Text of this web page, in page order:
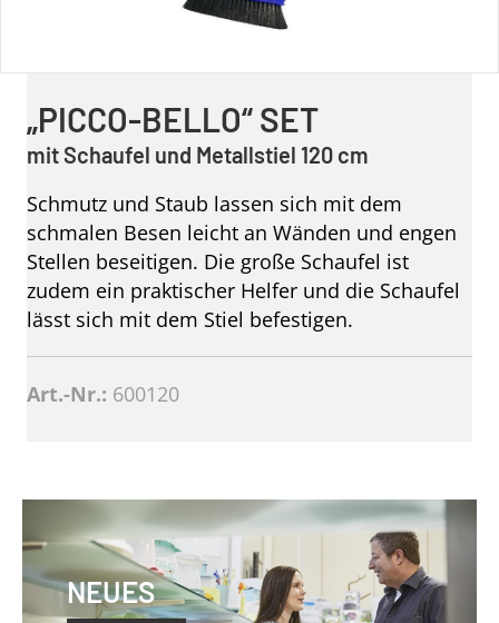
„PICCO-BELLO“ SET
mit Schaufel und Metallstiel 120 cm
Schmutz und Staub lassen sich mit dem
schmalen Besen leicht an Wänden und engen
Stellen beseitigen. Die große Schaufel ist
zudem ein praktischer Helfer und die Schaufel
lässt sich mit dem Stiel befestigen.
Art.-Nr.: 600120
NEUES